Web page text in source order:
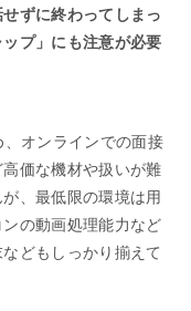
ずに終わってしまっ
プ」にも注意が必要
オンラインでの面接
価な機材や扱いが難
、最低限の環境は用
の動画処理能力など
どもしっかり揃えて